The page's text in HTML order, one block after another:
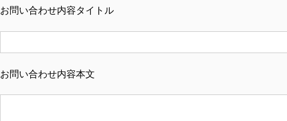
お問い合わせ内容タイトル
お問い合わせ内容本文